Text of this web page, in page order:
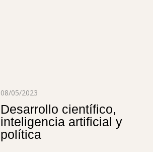
08/05/2023
Desarrollo científico,
inteligencia artificial y
política